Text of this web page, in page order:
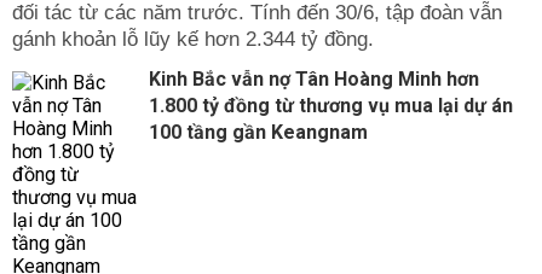
đối tác từ các năm trước. Tính đến 30/6, tập đoàn vẫn
gánh khoản lỗ lũy kế hơn 2.344 tỷ đồng.
Kinh Bắc vẫn nợ Tân Hoàng Minh hơn
1.800 tỷ đồng từ thương vụ mua lại dự án
100 tầng gần Keangnam